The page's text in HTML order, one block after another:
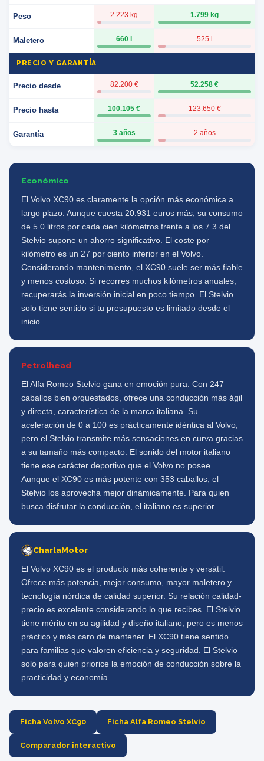
Peso 2.223 kg 1.799 kg
Maletero 660 l 525 l
PRECIO Y GARANTÍA
Precio desde 82.200 € 52.258 €
Precio hasta 100.105 € 123.650 €
Garantía 3 años 2 años
Económico
El Volvo XC90 es claramente la opción más económica a
largo plazo. Aunque cuesta 20.931 euros más, su consumo
de 5.0 litros por cada cien kilómetros frente a los 7.3 del
Stelvio supone un ahorro significativo. El coste por
kilómetro es un 27 por ciento inferior en el Volvo.
Considerando mantenimiento, el XC90 suele ser más fiable
y menos costoso. Si recorres muchos kilómetros anuales,
recuperarás la inversión inicial en poco tiempo. El Stelvio
solo tiene sentido si tu presupuesto es limitado desde el
inicio.
Petrolhead
El Alfa Romeo Stelvio gana en emoción pura. Con 247
caballos bien orquestados, ofrece una conducción más ágil
y directa, característica de la marca italiana. Su
aceleración de 0 a 100 es prácticamente idéntica al Volvo,
pero el Stelvio transmite más sensaciones en curva gracias
a su tamaño más compacto. El sonido del motor italiano
tiene ese carácter deportivo que el Volvo no posee.
Aunque el XC90 es más potente con 353 caballos, el
Stelvio los aprovecha mejor dinámicamente. Para quien
busca disfrutar la conducción, el italiano es superior.
CharlaMotor
El Volvo XC90 es el producto más coherente y versátil.
Ofrece más potencia, mejor consumo, mayor maletero y
tecnología nórdica de calidad superior. Su relación calidad-
precio es excelente considerando lo que recibes. El Stelvio
tiene mérito en su agilidad y diseño italiano, pero es menos
práctico y más caro de mantener. El XC90 tiene sentido
para familias que valoren eficiencia y seguridad. El Stelvio
solo para quien priorice la emoción de conducción sobre la
practicidad y economía.
Ficha Volvo XC90 Ficha Alfa Romeo Stelvio
Comparador interactivo